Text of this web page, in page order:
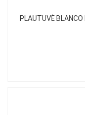
PLAUTUVĖ